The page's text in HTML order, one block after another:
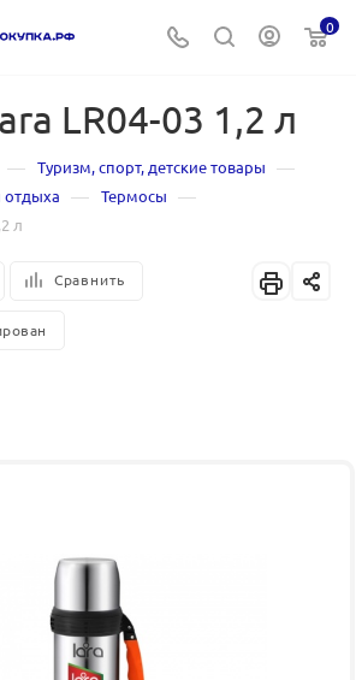
0
LR04-03 1,2 л
— Туризм, спорт, детские товары —
отдыха — Термосы —
л
Сравнить